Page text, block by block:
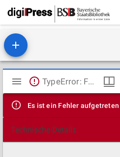
Mirador
Viewer
TypeError: Failed to fetch
Es ist ein Fehler aufgetreten
Technische Details